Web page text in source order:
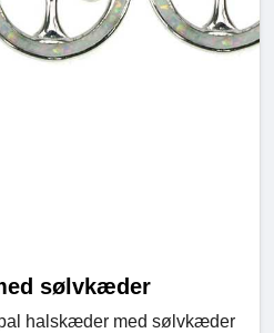
sølvkæder
halskæder med sølvkæder